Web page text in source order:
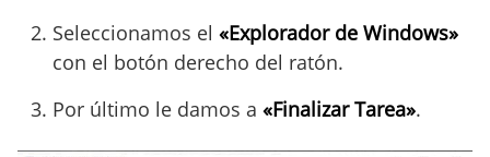
Seleccionamos el «Explorador de Windows»
con el botón derecho del ratón.
Por último le damos a «Finalizar Tarea».